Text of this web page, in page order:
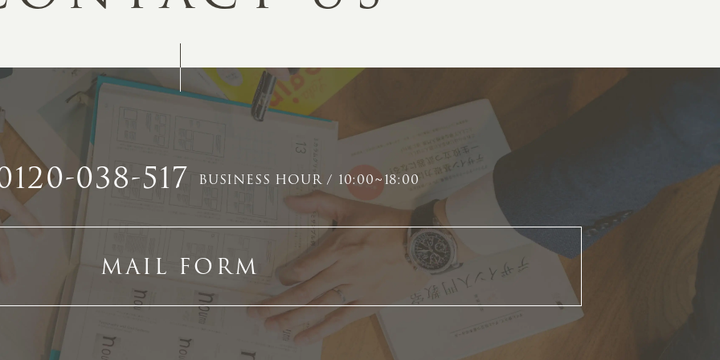
038-517 BUSINESS HOUR / 10:00~18:00
MAIL FORM